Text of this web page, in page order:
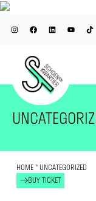
HOME" UNCATEGORIZED
BUY TICKET